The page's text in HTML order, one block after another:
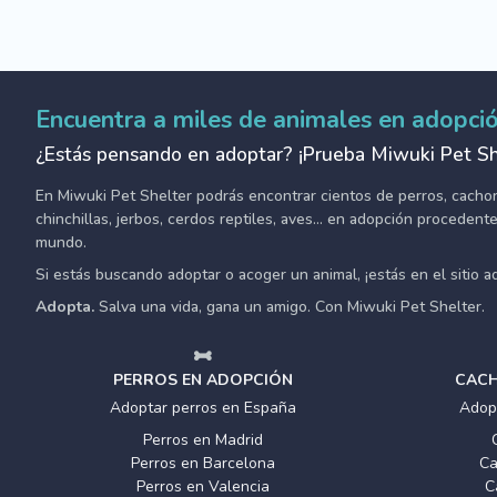
Encuentra a miles de animales en
¿Estás pensando en adoptar? ¡Prueba Miwuki Pet
En Miwuki Pet Shelter podrás encontrar cientos de perros,
chinchillas, jerbos, cerdos reptiles, aves... en adopción
mundo.
Si estás buscando adoptar o acoger un animal, ¡estás en el sitio
Adopta. Salva una vida, gana un amigo. Con Miwuki Pet Shelter.
PERROS EN ADOPCIÓN
Adoptar perros en España
Perros en Madrid
Perros en Barcelona
Perros en Valencia